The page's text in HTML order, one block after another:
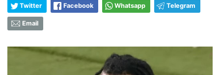
Twitter Facebook Whatsapp Telegram
Email